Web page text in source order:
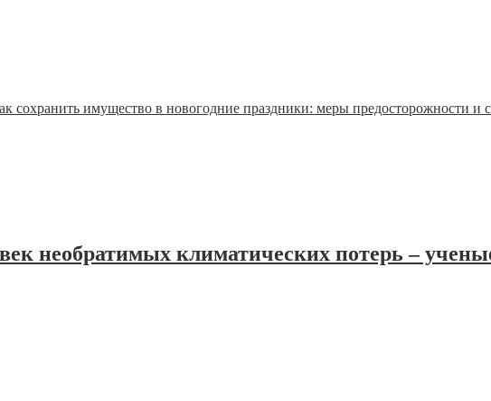
сохранить имущество в новогодние праздники: меры предосторожности и
необратимых климатических потерь –